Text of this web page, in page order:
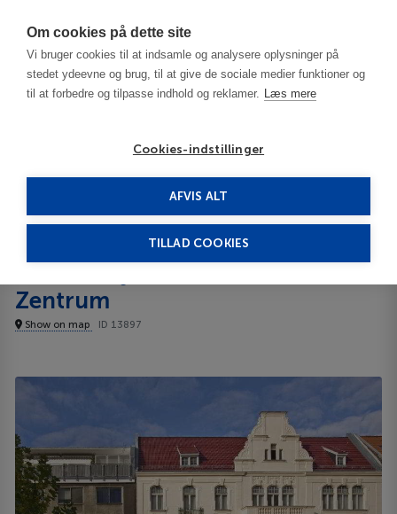
Om cookies på dette site
Vi bruger cookies til at indsamle og analysere oplysninger på
stedet ydeevne og brug, til at give de sociale medier funktioner og
til at forbedre og tilpasse indhold og reklamer. Læs mere
Cookies-indstillinger
AFVIS ALT
TILLAD COOKIES
Grand City Hotel Berlin Zentrum 3***
Zentrum
Show on map ID 13897